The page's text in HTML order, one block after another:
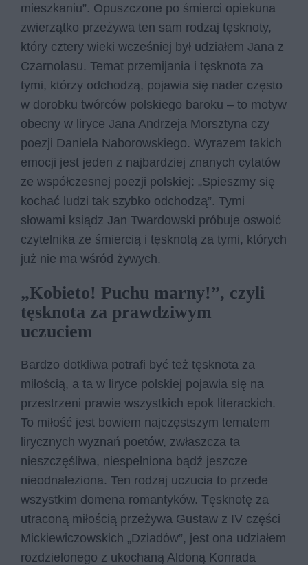
mieszkaniu”. Opuszczone po śmierci opiekuna
zwierzątko przeżywa ten sam rodzaj tęsknoty,
który cztery wieki wcześniej był udziałem Jana z
Czarnolasu. Temat przemijania i tęsknota za
tymi, którzy odchodzą, pojawia się nader często
w dorobku twórców polskiego baroku – to motyw
obecny w liryce Jana Andrzeja Morsztyna czy
poezji Daniela Naborowskiego. Wyrazem takich
emocji jest jeden z najbardziej znanych cytatów
ze współczesnej poezji polskiej: „Spieszmy się
kochać ludzi tak szybko odchodzą”. Tymi
słowami ksiądz Jan Twardowski próbuje oswoić
czytelnika ze śmiercią i tęsknotą za tymi, których
już nie ma wśród żywych.
„Kobieto! Puchu marny!”, czyli
tęsknota za prawdziwym
uczuciem
Bardzo dotkliwa potrafi być też tęsknota za
miłością, a ta w liryce polskiej pojawia się na
przestrzeni prawie wszystkich epok literackich.
To miłość jest bowiem najczęstszym tematem
lirycznych wyznań poetów, zwłaszcza ta
nieszczęśliwa, niespełniona bądź jeszcze
nieodnaleziona. Ten rodzaj uczucia to przede
wszystkim domena romantyków. Tęsknotę za
utraconą miłością przeżywa Gustaw z IV części
Mickiewiczowskich „Dziadów”, jest ona udziałem
rozdzielonego z ukochaną Aldoną Konrada